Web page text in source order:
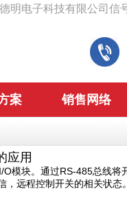
明电子科技有限公司信
案 销售网络
应用
模块。通过RS-485总线将
，远程控制开关的相关状态